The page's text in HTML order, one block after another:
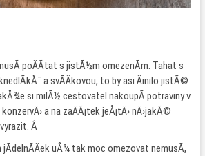
poÄÃ­tat s jistÃ½m omezenÃ­m. Tahat s
a svÃ­Äkovou, to by asi Äinilo jistÃ©
si milÃ½ cestovatel nakoupÃ­ potraviny v
konzervÄ› a na zaÄÃ¡tek jeÅ¡tÄ› nÄ›jakÃ©
Â
jÃ­delnÃ­Äek uÅ¾ tak moc omezovat nemusÃ­,